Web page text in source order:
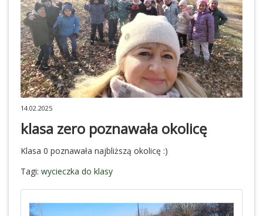
14.02.2025
klasa zero poznawała okolicę
Klasa 0 poznawała najbliższą okolicę :)
Tagi: wycieczka do klasy